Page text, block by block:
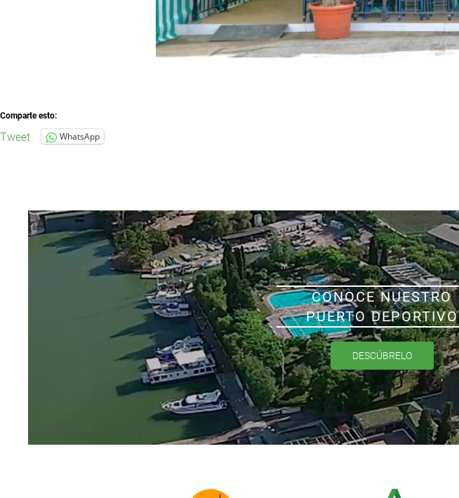
Comparte esto:
Tweet WhatsApp
CONOCE NUESTRO
PUERTO DEPORTIVO
DESCÚBRELO